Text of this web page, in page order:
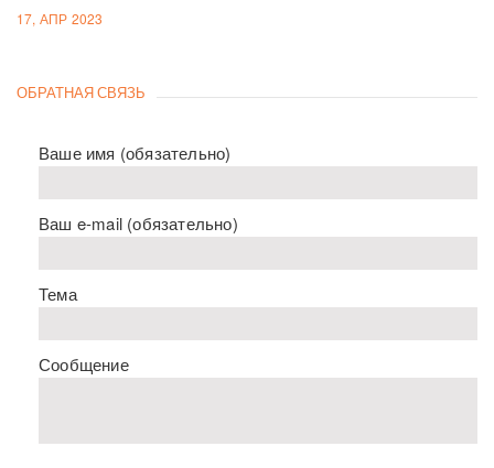
17, АПР 2023
ОБРАТНАЯ СВЯЗЬ
Ваше имя (обязательно)
Ваш e-mail (обязательно)
Тема
Сообщение